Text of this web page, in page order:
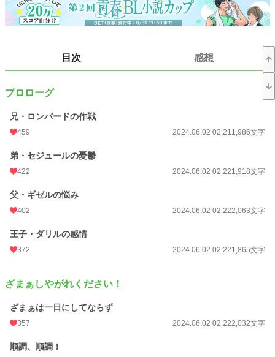
「好きな事を仕事にしたい」…そんな現代っ子男子が「バックパッカーになりた
い」という夢を「円満に」叶えるため、ざまぁを狙って奮闘してみたりするお
話。
男性妊娠可能な世界。
女性が極端に少ないので、男同士での結婚は普通。
たりなど。
＜注意＞
※妙に法律を気にするスタイル
※世界史のテストに出てくる用語がちらほら
※人死に発生します
小説 17,079 位 / 228,963 件
BL
お気に入り 538
目次 感想
プロローグ
兄・ロンバードの作戦
459 2024.06.02 02:211,986文字
弟・セジュールの憂鬱
422 2024.06.02 02:221,918文字
父・ギゼルの悩み
402 2024.06.02 02:222,063文字
王子・ダリルの感情
372 2024.06.02 02:221,865文字
ざまぁしやがれください！
ざまぁは一日にしてならず
357 2024.06.02 02:222,032文字
順調、順調！